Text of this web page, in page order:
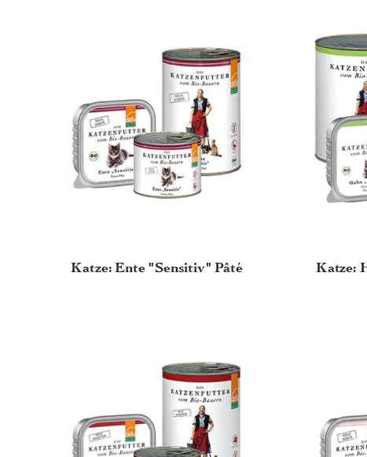
Katze: Ente "Sensitiv" Pâté Katze: